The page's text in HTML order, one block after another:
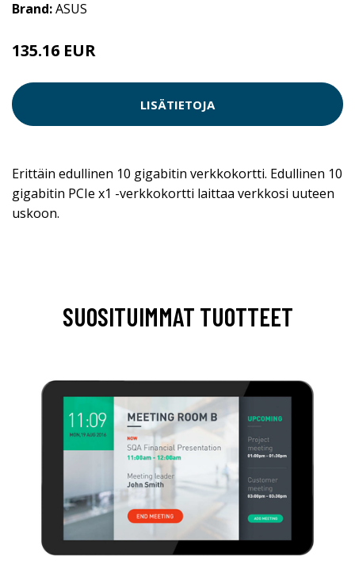
Brand:ASUS
135.16 EUR
LISÄTIETOJA
Erittäin edullinen 10 gigabitin verkkokortti. Edullinen 10
gigabitin PCIe x1 -verkkokortti laittaa verkkosi uuteen
uskoon.
SUOSITUIMMAT TUOTTEET